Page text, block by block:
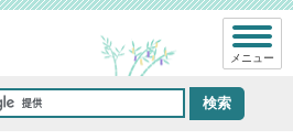
メニュー